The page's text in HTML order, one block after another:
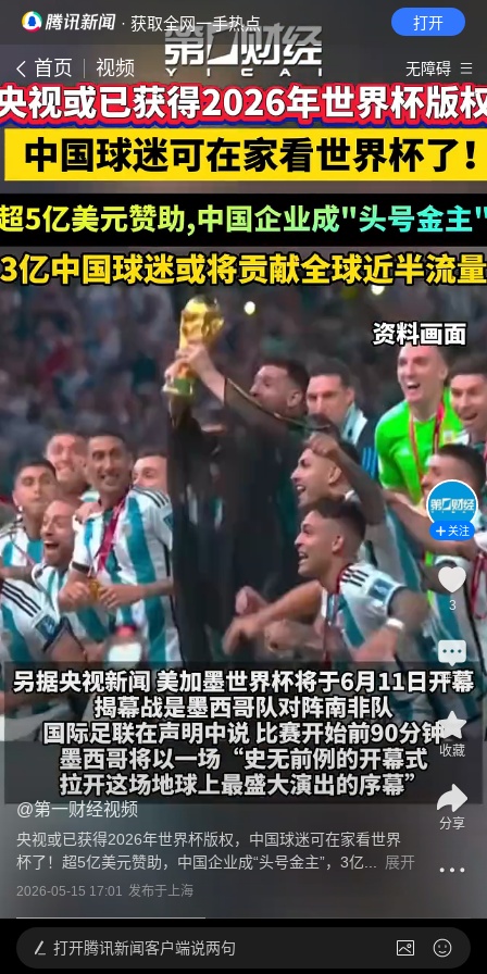
· 获取全网一手热点 打开
首页 视频 无障碍
@第一财经视频
央视或已获得2026年世界杯版权，中国球迷可在家看世界
杯了！超5亿美元赞助，中国企业成“头号金主”，3亿...
展开
2026-05-15 17:01 发布于上海
关注
3
评论
收藏
分享
打开腾讯新闻客户端说两句